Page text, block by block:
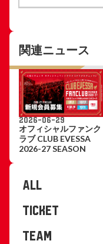
関連ニュース
2026-06-29
オフィシャルファンク
ラブ CLUB EVESSA
2026-27 SEASON
ALL
TICKET
TEAM